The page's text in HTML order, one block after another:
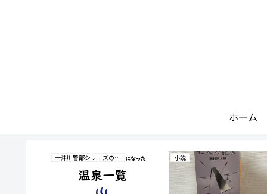
ホーム
十津川警部シリーズの研究 小説